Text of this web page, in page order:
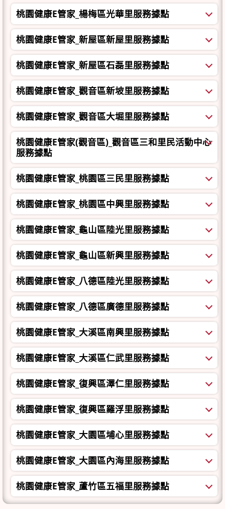
桃園健康E管家_楊梅區光華里服務據點
桃園健康E管家_新屋區新屋里服務據點
桃園健康E管家_新屋區石磊里服務據點
桃園健康E管家_觀音區新坡里服務據點
桃園健康E管家_觀音區大堀里服務據點
桃園健康E管家(觀音區)_觀音區三和里民活動中心
服務據點
桃園健康E管家_桃園區三民里服務據點
桃園健康E管家_桃園區中興里服務據點
桃園健康E管家_龜山區陸光里服務據點
桃園健康E管家_龜山區新興里服務據點
桃園健康E管家_八德區陸光里服務據點
桃園健康E管家_八德區廣德里服務據點
桃園健康E管家_大溪區南興里服務據點
桃園健康E管家_大溪區仁武里服務據點
桃園健康E管家_復興區澤仁里服務據點
桃園健康E管家_復興區羅浮里服務據點
桃園健康E管家_大園區埔心里服務據點
桃園健康E管家_大園區內海里服務據點
桃園健康E管家_蘆竹區五福里服務據點